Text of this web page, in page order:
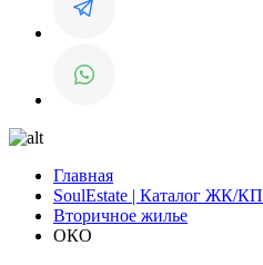
Главная
SoulEstate | Каталог ЖК/КП
Вторичное жилье
ОКО